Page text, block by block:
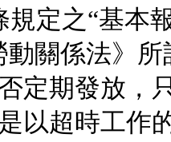
規定之“基本
關係法》
定期發放，
以超時工作